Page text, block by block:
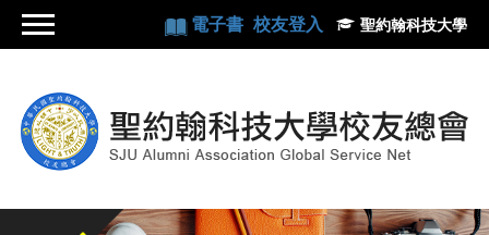
電子書 校友登入 聖約翰科技大學